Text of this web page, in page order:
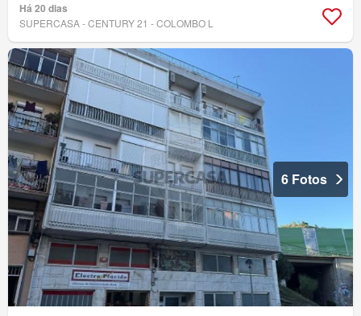
Há 20 dias
SUPERCASA - CENTURY 21 - COLOMBO L
6 Fotos